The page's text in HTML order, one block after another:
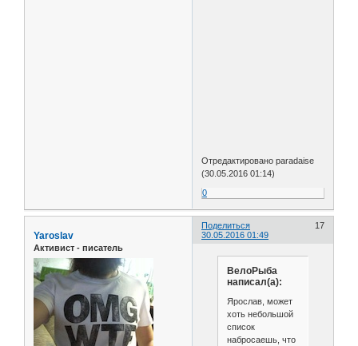
Отредактировано paradaise
(30.05.2016 01:14)
0
Поделиться
17
30.05.2016 01:49
Yaroslav
Активист - писатель
ВелоРыба
написал(а):
Ярослав, может
хоть небольшой
список
набросаешь, что